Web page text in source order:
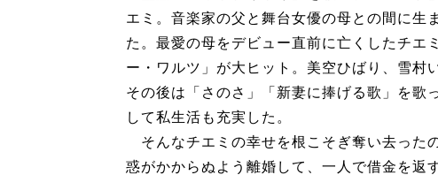
エミ。音楽家の父と舞台女優の母との間に生
た。最愛の母をデビュー直前に亡くしたチエ
ー・ワルツ」が大ヒット。美空ひばり、雪村
その後は「さのさ」「新妻に捧げる歌」を歌
して私生活も充実した。
そんなチエミの幸せを根こそぎ奪い去った
惑がかからぬよう離婚して、一人で借金を返